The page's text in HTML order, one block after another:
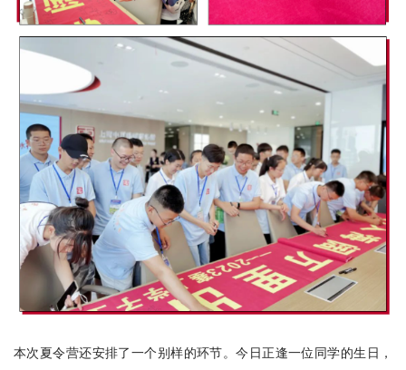
本次夏令营还安排了一个别样的环节。今日正逢一位同学的生日，